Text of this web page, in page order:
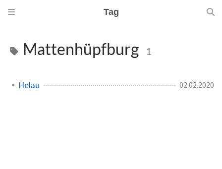
Tag
Mattenhüpfburg 1
Helau 02.02.2020